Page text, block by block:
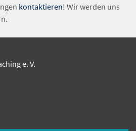
kontaktieren! Wir werden uns
e. V.